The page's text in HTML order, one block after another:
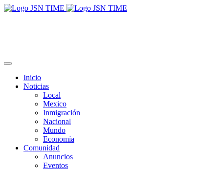
Inicio
Noticias
Local
Mexico
Inmigración
Nacional
Mundo
Economía
Comunidad
Anuncios
Eventos